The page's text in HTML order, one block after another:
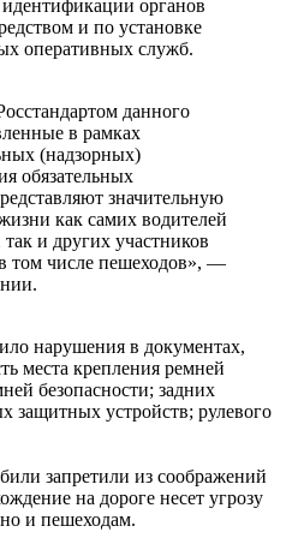
органов
и по установке
оперативных служб.
данного
в рамках
(надзорных)
обязательных
значительную
как самих водителей
и других участников
том числе пешеходов», —
нарушения в документах,
места крепления ремней
безопасности; задних
защитных устройств; рулевого
запретили из соображений
на дороге несет угрозу
и пешеходам.